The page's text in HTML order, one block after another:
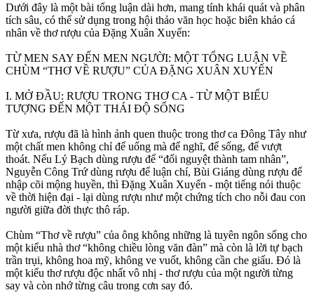
Dưới đây là một bài tổng luận dài hơn, mang tính khái quát và phân
tích sâu, có thể sử dụng trong hội thảo văn học hoặc biên khảo cá
nhân về thơ rượu của Đặng Xuân Xuyến:
TỪ MEN SAY ĐẾN MEN NGƯỜI: MỘT TỔNG LUẬN VỀ
CHÙM “THƠ VỀ RƯỢU” CỦA ĐẶNG XUÂN XUYẾN
I. MỞ ĐẦU: RƯỢU TRONG THƠ CA - TỪ MỘT BIỂU
TƯỢNG ĐẾN MỘT THÁI ĐỘ SỐNG
Từ xưa, rượu đã là hình ảnh quen thuộc trong thơ ca Đông Tây như
một chất men không chỉ để uống mà để nghĩ, để sống, để vượt
thoát. Nếu Lý Bạch dùng rượu để “đối nguyệt thành tam nhân”,
Nguyễn Công Trứ dùng rượu để luận chí, Bùi Giáng dùng rượu để
nhập cõi mộng huyền, thì Đặng Xuân Xuyến - một tiếng nói thuộc
về thời hiện đại - lại dùng rượu như một chứng tích cho nỗi đau con
người giữa đời thực thô ráp.
Chùm “Thơ về rượu” của ông không những là tuyên ngôn sống cho
một kiểu nhà thơ “không chiều lòng văn đàn” mà còn là lời tự bạch
trần trụi, không hoa mỹ, không ve vuốt, không cần che giấu. Đó là
một kiểu thơ rượu độc nhất vô nhị - thơ rượu của một người từng
say và còn nhớ từng câu trong cơn say đó.